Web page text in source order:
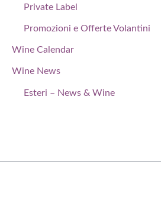
Private Label
Promozioni e Offerte Volantini
Wine Calendar
Wine News
Esteri – News & Wine